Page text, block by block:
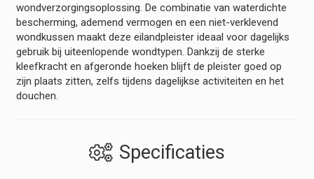
wondverzorgingsoplossing. De combinatie van waterdichte
bescherming, ademend vermogen en een niet-verklevend
wondkussen maakt deze eilandpleister ideaal voor dagelijks
gebruik bij uiteenlopende wondtypen. Dankzij de sterke
kleefkracht en afgeronde hoeken blijft de pleister goed op
zijn plaats zitten, zelfs tijdens dagelijkse activiteiten en het
douchen.
Specificaties